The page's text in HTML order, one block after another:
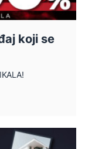
koji se